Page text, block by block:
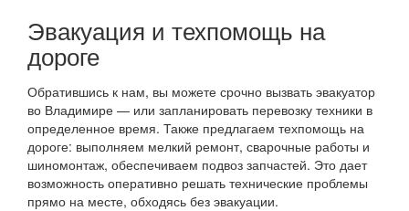
Эвакуация и техпомощь на
дороге
Обратившись к нам, вы можете срочно вызвать эвакуатор
во Владимире — или запланировать перевозку техники в
определенное время. Также предлагаем техпомощь на
дороге: выполняем мелкий ремонт, сварочные работы и
шиномонтаж, обеспечиваем подвоз запчастей. Это дает
возможность оперативно решать технические проблемы
прямо на месте, обходясь без эвакуации.